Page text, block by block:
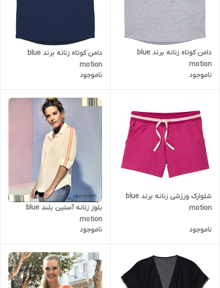
دامن کوتاه زنانه برند blue
motion
ناموجود
دامن کوتاه زنانه برند blue
motion
ناموجود
شلوارک ورزشی زنانه برند blue
motion
ناموجود
بلوز زنانه آستین بلند blue
motion
ناموجود